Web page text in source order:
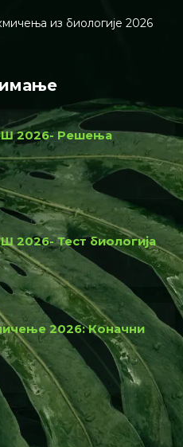
из биологије 2026
2026- Решења
2026- Тест биологија
2026: Коначни